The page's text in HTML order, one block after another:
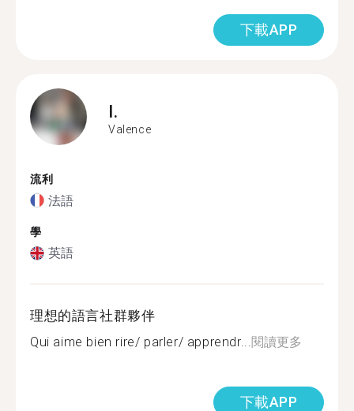
下載APP
I.
Valence
流利
法語
學
英語
理想的語言社群夥伴
Qui aime bien rire/ parler/ apprendr...閱讀更多
下載APP